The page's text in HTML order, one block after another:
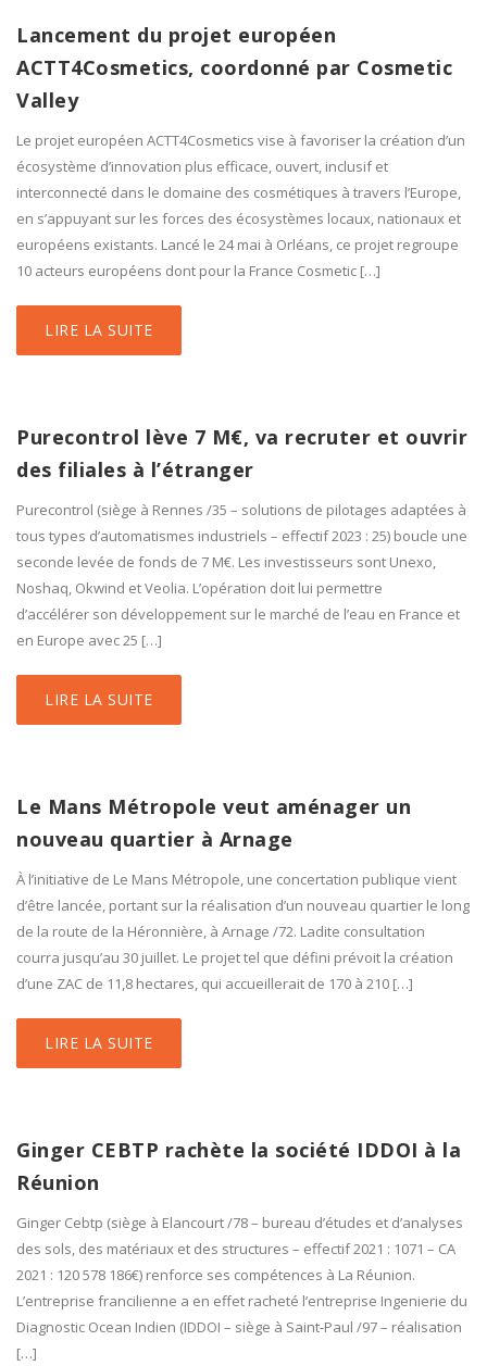
Lancement du projet européen
ACTT4Cosmetics, coordonné par Cosmetic
Valley
Le projet européen ACTT4Cosmetics vise à favoriser la création d’un
écosystème d’innovation plus efficace, ouvert, inclusif et
interconnecté dans le domaine des cosmétiques à travers l’Europe,
en s’appuyant sur les forces des écosystèmes locaux, nationaux et
européens existants. Lancé le 24 mai à Orléans, ce projet regroupe
10 acteurs européens dont pour la France Cosmetic […]
LIRE LA SUITE
Purecontrol lève 7 M€, va recruter et ouvrir
des filiales à l’étranger
Purecontrol (siège à Rennes /35 – solutions de pilotages adaptées à
tous types d’automatismes industriels – effectif 2023 : 25) boucle une
seconde levée de fonds de 7 M€. Les investisseurs sont Unexo,
Noshaq, Okwind et Veolia. L’opération doit lui permettre
d’accélérer son développement sur le marché de l’eau en France et
en Europe avec 25 […]
LIRE LA SUITE
Le Mans Métropole veut aménager un
nouveau quartier à Arnage
À l’initiative de Le Mans Métropole, une concertation publique vient
d’être lancée, portant sur la réalisation d’un nouveau quartier le long
de la route de la Héronnière, à Arnage /72. Ladite consultation
courra jusqu’au 30 juillet. Le projet tel que défini prévoit la création
d’une ZAC de 11,8 hectares, qui accueillerait de 170 à 210 […]
LIRE LA SUITE
Ginger CEBTP rachète la société IDDOI à la
Réunion
Ginger Cebtp (siège à Elancourt /78 – bureau d’études et d’analyses
des sols, des matériaux et des structures – effectif 2021 : 1071 – CA
2021 : 120 578 186€) renforce ses compétences à La Réunion.
L’entreprise francilienne a en effet racheté l’entreprise Ingenierie du
Diagnostic Ocean Indien (IDDOI – siège à Saint-Paul /97 – réalisation
[…]